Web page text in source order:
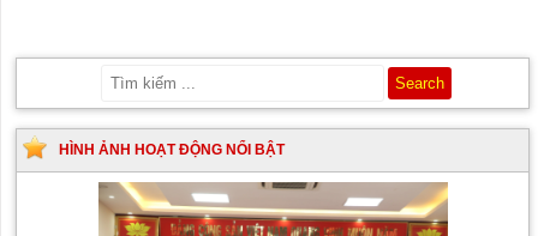
HÌNH ẢNH HOẠT ĐỘNG NỔI BẬT